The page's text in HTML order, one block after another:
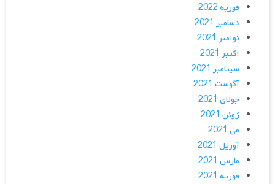
فوریه 2022
دسامبر 2021
نوامبر 2021
اکتبر 2021
سپتامبر 2021
آگوست 2021
جولای 2021
ژوئن 2021
می 2021
آوریل 2021
مارس 2021
فوریه 2021